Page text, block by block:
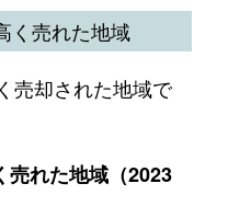
く売れた地域
売却された地域で
売れた地域（2023